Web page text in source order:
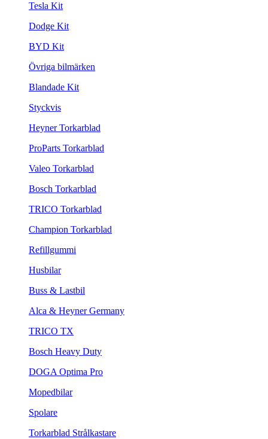
Tesla Kit
Dodge Kit
BYD Kit
Övriga bilmärken
Blandade Kit
Styckvis
Heyner Torkarblad
ProParts Torkarblad
Valeo Torkarblad
Bosch Torkarblad
TRICO Torkarblad
Champion Torkarblad
Refillgummi
Husbilar
Buss & Lastbil
Alca & Heyner Germany
TRICO TX
Bosch Heavy Duty
DOGA Optima Pro
Mopedbilar
Spolare
Torkarblad Strålkastare